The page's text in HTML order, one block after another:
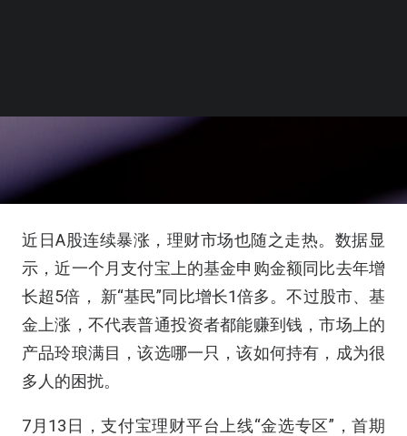
近日A股连续暴涨，理财市场也随之走热。数据显
示，近一个月支付宝上的基金申购金额同比去年增
长超5倍， 新“基民”同比增长1倍多。不过股市、基
金上涨，不代表普通投资者都能赚到钱，市场上的
产品玲琅满目，该选哪一只，该如何持有，成为很
多人的困扰。
7月13日，支付宝理财平台上线“金选专区”，首期